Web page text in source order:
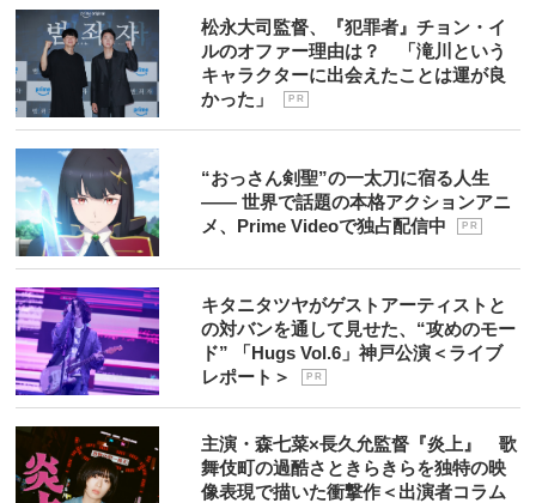
松永大司監督、『犯罪者』チョン・イ
ルのオファー理由は？ 「滝川という
キャラクターに出会えたことは運が良
かった」
P R
“おっさん剣聖”の一太刀に宿る人生
―― 世界で話題の本格アクションアニ
メ、Prime Videoで独占配信中
P R
キタニタツヤがゲストアーティストと
の対バンを通して見せた、“攻めのモー
ド” 「Hugs Vol.6」神戸公演＜ライブ
レポート＞
P R
主演・森七菜×長久允監督『炎上』 歌
舞伎町の過酷さときらきらを独特の映
像表現で描いた衝撃作＜出演者コラム